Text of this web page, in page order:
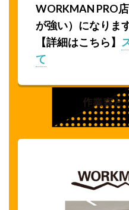
WORKMAN PRO
が強い）になります
【詳細はこちら】
て